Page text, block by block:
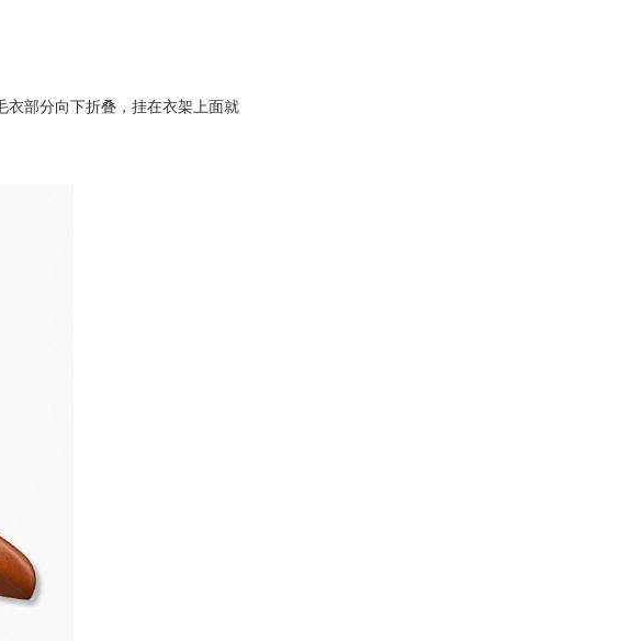
衣部分向下折叠，挂在衣架上面就